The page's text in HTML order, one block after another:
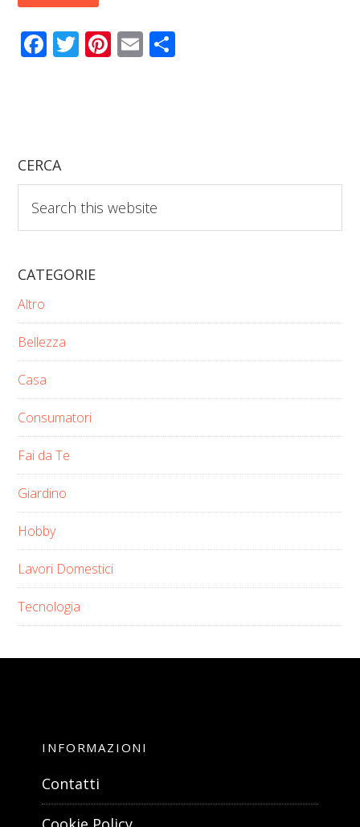
Facebook
Twitter
Pinterest
Email
CERCA
this
website
CATEGORIE
Altro
Bellezza
Casa
Consumatori
Fai da Te
Giardino
Hobby
Lavori Domestici
Tecnologia
INFORMAZIONI
Contatti